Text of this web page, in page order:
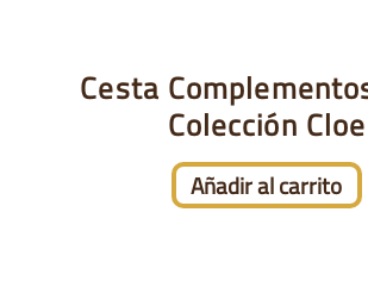
Cesta
Colección Cloe
Añadir al carrito